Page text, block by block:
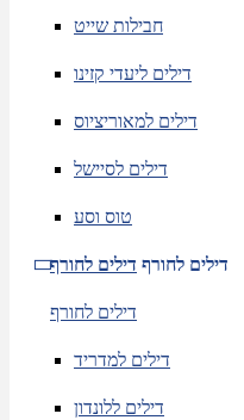
חבילות שייט
דילים ליעדי קזינו
דילים למאוריציוס
דילים לסיישל
טוס וסע
דילים לחורף דילים לחורף
דילים לחורף
דילים למדריד
דילים ללונדון